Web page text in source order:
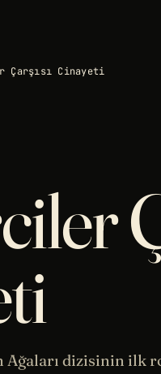
Çarşısı Cinayeti
Ağaları dizisinin ilk